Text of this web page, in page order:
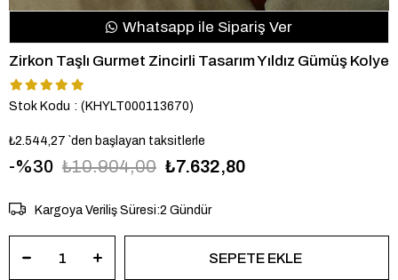
Whatsapp ile Sipariş Ver
Zirkon Taşlı Gurmet Zincirli Tasarım Yıldız Gümüş Kolye
Stok Kodu (KHYLT000113670)
₺2.544,27 `den başlayan taksitlerle
30 ₺10.904,00 ₺7.632,80
Kargoya Veriliş Süresi:2 Gündür